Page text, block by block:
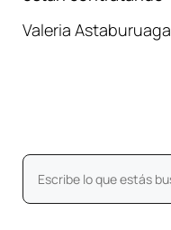
Valeria Astaburuaga